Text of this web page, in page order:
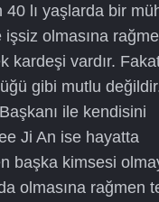
lı yaşlarda bir
olmasına
kardeşi vardır.
gibi mutlu
ile kendisini
Ji An ise hayatta
başka kimsesi
olmasına rağmen